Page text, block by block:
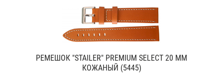
РЕМЕШОК "STAILER" PREMIUM SELECT 20 ММ
КОЖАНЫЙ (5445)